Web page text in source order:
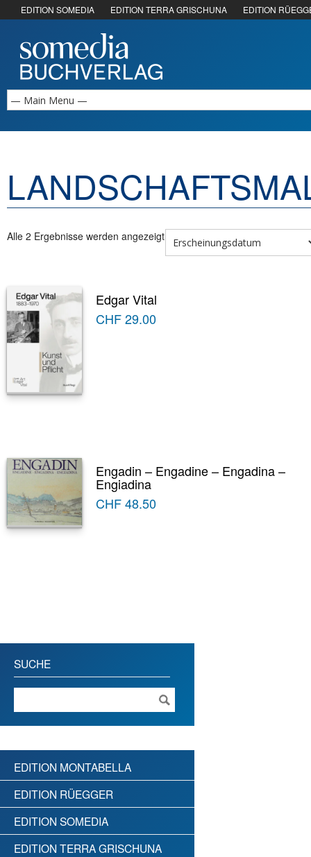
EDITION SOMEDIA EDITION TERRA GRISCHUNA EDITION
Alle 2 Ergebnisse werden angezeigt
Edgar Vital
CHF29.00
Engadin – Engadine – Engadina –
Engiadina
CHF48.50
SUCHE
EDITION MONTABELLA
EDITION RÜEGGER
EDITION SOMEDIA
EDITION TERRA GRISCHUNA